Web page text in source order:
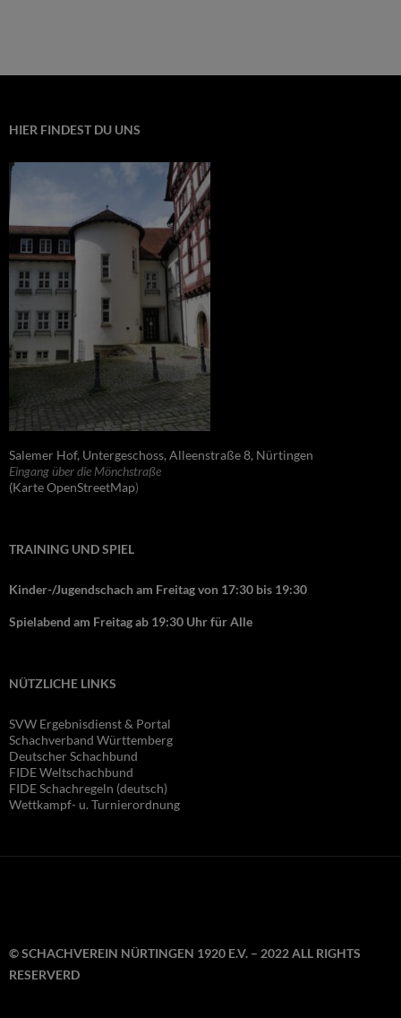
HIER FINDEST DU UNS
Salemer Hof, Untergeschoss, Alleenstraße 8, Nürtingen
Eingang über die Mönchstraße
(Karte OpenStreetMap)
TRAINING UND SPIEL
Kinder-/Jugendschach am Freitag von 17:30 bis 19:30
Spielabend am Freitag ab 19:30 Uhr für Alle
NÜTZLICHE LINKS
SVW Ergebnisdienst & Portal
Schachverband Württemberg
Deutscher Schachbund
FIDE Weltschachbund
FIDE Schachregeln (deutsch)
Wettkampf- u. Turnierordnung
© SCHACHVEREIN NÜRTINGEN 1920 E.V. – 2022 ALL RIGHTS
RESERVERD